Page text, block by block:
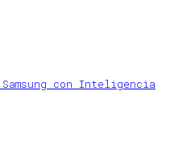
con Inteligencia